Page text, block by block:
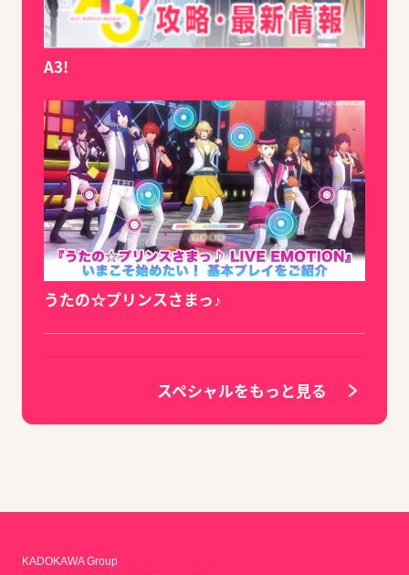
A3!
うたの☆プリンスさまっ♪
スペシャルをもっと見る
KADOKAWA Group